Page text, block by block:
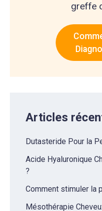
greffe
Articles
Dutasteride Pour la
Acide Hyaluronique
?
Comment stimuler la
Mésothérapie